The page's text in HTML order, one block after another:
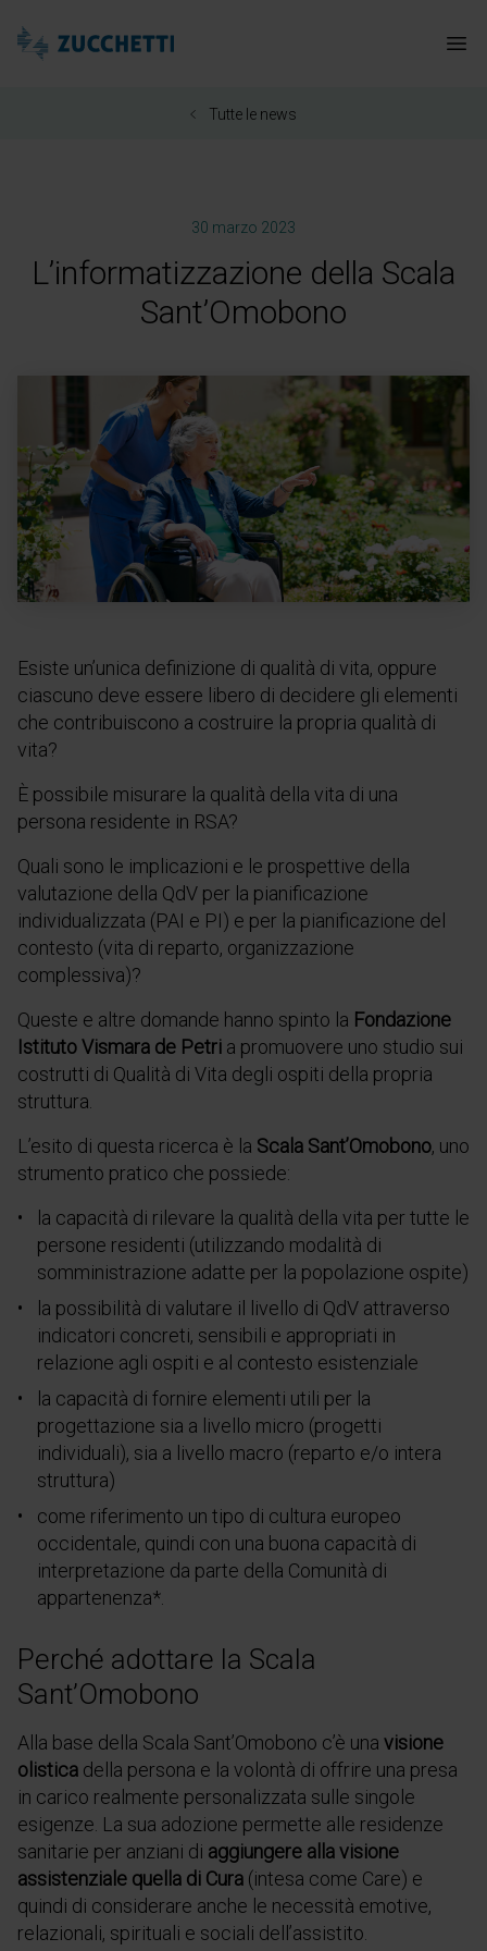
Zucchetti Healthcare
Tutte le news
30 marzo 2023
L’informatizzazione della Scala
Sant’Omobono
Esiste un’unica definizione di qualità di vita, oppure
ciascuno deve essere libero di decidere gli elementi
che contribuiscono a costruire la propria qualità di
vita?
È possibile misurare la qualità della vita di una
persona residente in RSA?
Quali sono le implicazioni e le prospettive della
valutazione della QdV per la pianificazione
individualizzata (PAI e PI) e per la pianificazione del
contesto (vita di reparto, organizzazione
complessiva)?
Queste e altre domande hanno spinto la Fondazione
Istituto Vismara de Petri a promuovere uno studio sui
costrutti di Qualità di Vita degli ospiti della propria
struttura.
L’esito di questa ricerca è la Scala Sant’Omobono, uno
strumento pratico che possiede:
la capacità di rilevare la qualità della vita per tutte le
persone residenti (utilizzando modalità di
somministrazione adatte per la popolazione ospite)
la possibilità di valutare il livello di QdV attraverso
indicatori concreti, sensibili e appropriati in
relazione agli ospiti e al contesto esistenziale
la capacità di fornire elementi utili per la
progettazione sia a livello micro (progetti
individuali), sia a livello macro (reparto e/o intera
struttura)
come riferimento un tipo di cultura europeo
occidentale, quindi con una buona capacità di
interpretazione da parte della Comunità di
appartenenza*.
Perché adottare la Scala
Sant’Omobono
Alla base della Scala Sant’Omobono c’è una visione
olistica della persona e la volontà di offrire una presa
in carico realmente personalizzata sulle singole
esigenze. La sua adozione permette alle residenze
sanitarie per anziani di aggiungere alla visione
assistenziale quella di Cura (intesa come Care) e
quindi di considerare anche le necessità emotive,
relazionali, spirituali e sociali dell’assistito.